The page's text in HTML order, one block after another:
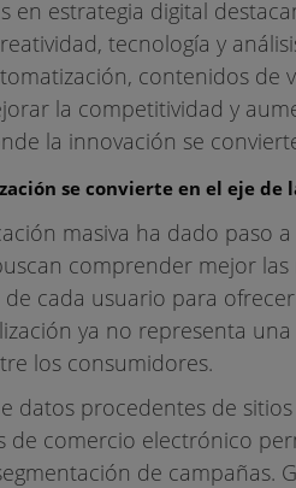
en estrategia digital
tecnología y
contenidos de
la competitividad y
la innovación se
se convierte en el eje de
masiva ha dado paso
comprender mejor
de cada usuario para
ya no representa
los consumidores.
datos procedentes de
de comercio electrónico
de campañas.